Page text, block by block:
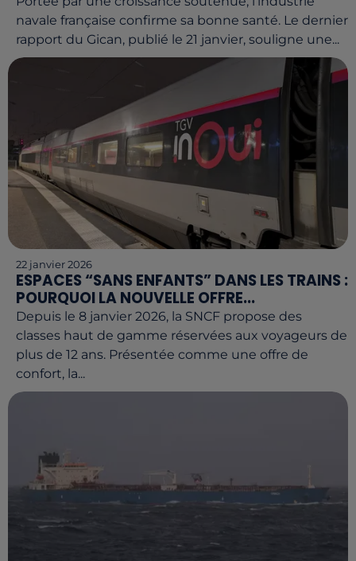
navale française confirme sa bonne santé. Le dernier
rapport du Gican, publié le 21 janvier, souligne une...
22 janvier 2026
ESPACES “SANS ENFANTS” DANS LES TRAINS :
POURQUOI LA NOUVELLE OFFRE...
Depuis le 8 janvier 2026, la SNCF propose des
classes haut de gamme réservées aux voyageurs de
plus de 12 ans. Présentée comme une offre de
confort, la...